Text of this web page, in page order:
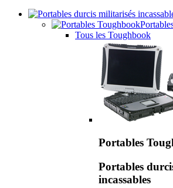
Tous les Toughbook
Portables
Portables
incassables